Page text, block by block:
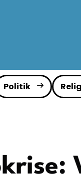
Politik